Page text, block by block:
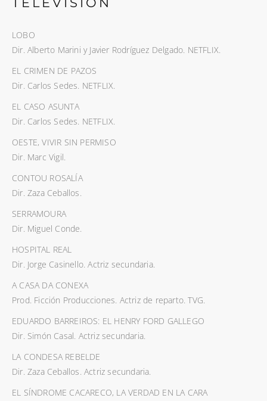
LOBO
Dir. Alberto Marini y Javier Rodríguez Delgado. NETFLIX.
EL CRIMEN DE PAZOS
Dir. Carlos Sedes. NETFLIX.
EL CASO ASUNTA
Dir. Carlos Sedes. NETFLIX.
OESTE, VIVIR SIN PERMISO
Dir. Marc Vigil.
CONTOU ROSALÍA
Dir. Zaza Ceballos.
SERRAMOURA
Dir. Miguel Conde.
HOSPITAL REAL
Dir. Jorge Casinello. Actriz secundaria.
A CASA DA CONEXA
Prod. Ficción Producciones. Actriz de reparto. TVG.
EDUARDO BARREIROS: EL HENRY FORD GALLEGO
Dir. Simón Casal. Actriz secundaria.
LA CONDESA REBELDE
Dir. Zaza Ceballos. Actriz secundaria.
EL SÍNDROME CACARECO, LA VERDAD EN LA CARA